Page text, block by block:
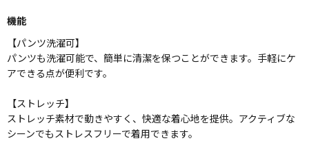
機能
【パンツ洗濯可】
パンツも洗濯可能で、簡単に清潔を保つことができます。手軽にケ
アできる点が便利です。
【ストレッチ】
ストレッチ素材で動きやすく、快適な着心地を提供。アクティブな
シーンでもストレスフリーで着用できます。